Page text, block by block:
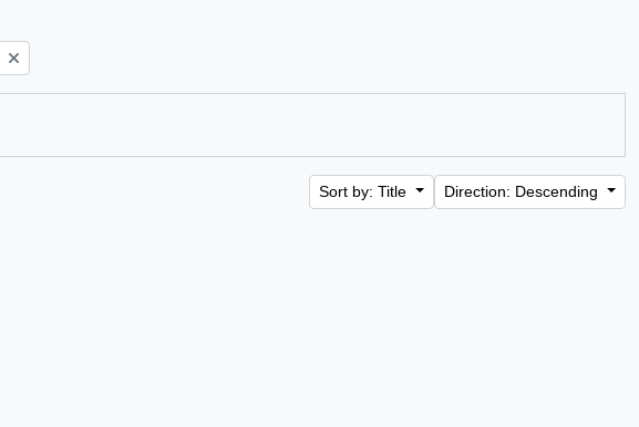
Sort by: Title Direction: Descending